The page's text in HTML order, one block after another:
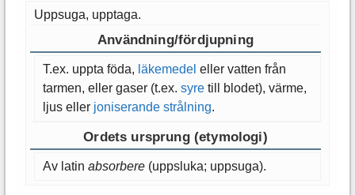
Uppsuga, upptaga.
Användning/fördjupning
T.ex. uppta föda, läkemedel eller vatten från
tarmen, eller gaser (t.ex. syre till blodet), värme,
ljus eller joniserande strålning.
Ordets ursprung (etymologi)
Av latin absorbere (uppsluka; uppsuga).